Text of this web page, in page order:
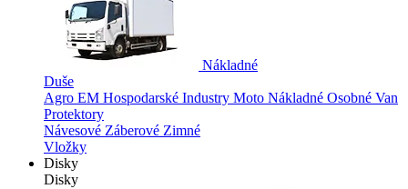
Nákladné
Duše
Agro EM Hospodarské Industry Moto Nákladné Osobné Van
Protektory
Návesové Záberové Zimné
Vložky
Disky
Disky